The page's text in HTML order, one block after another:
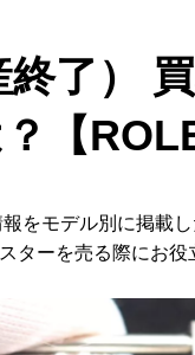
了） 買
【
をモデル別に掲載
ターを売る際にお役